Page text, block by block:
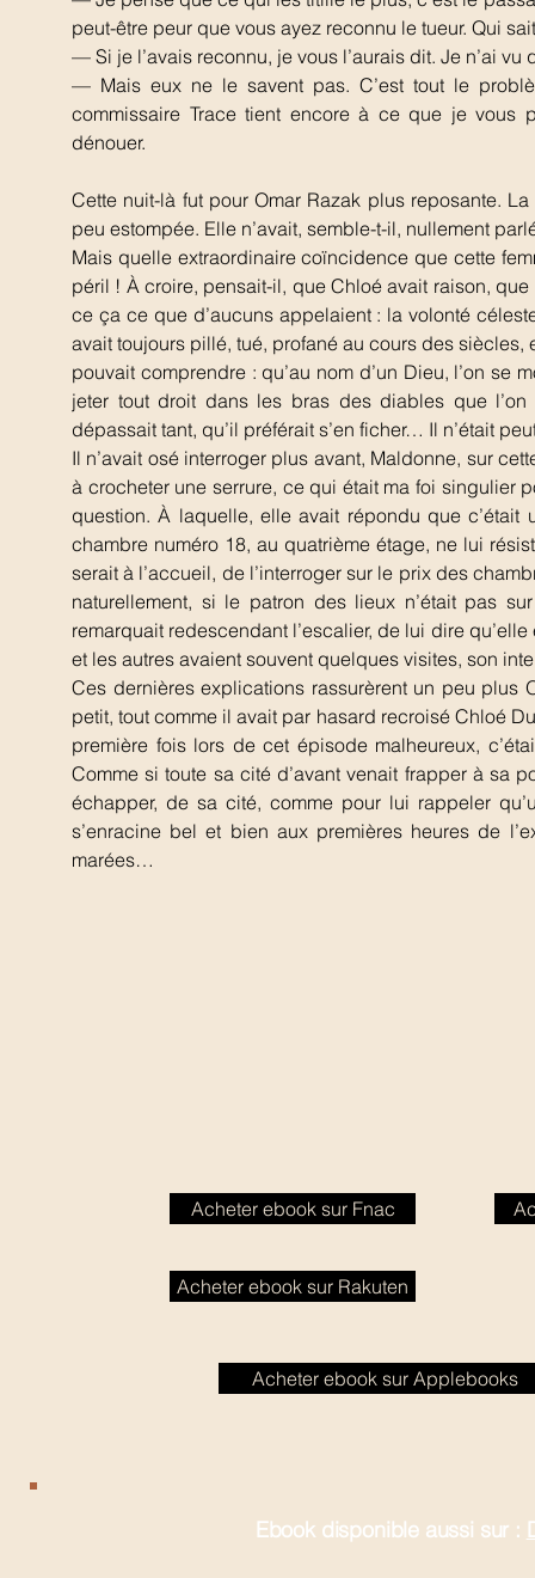
peut-être peur que vous ayez reconnu le tueur. Qui
— Si je l’avais reconnu, je vous l’aurais dit. Je n’ai vu
— Mais eux ne le savent pas. C’est tout le
commissaire Trace tient encore à ce que je vous
dénouer.
Cette nuit-là fut pour Omar Razak plus reposante.
peu estompée. Elle n’avait, semble-t-il, nullement
Mais quelle extraordinaire coïncidence que cette
péril ! À croire, pensait-il, que Chloé avait raison,
ce ça ce que d’aucuns appelaient : la volonté
avait toujours pillé, tué, profané au cours des
pouvait comprendre : qu’au nom d’un Dieu, l’on se
jeter tout droit dans les bras des diables que
dépassait tant, qu’il préférait s’en ficher… Il n’était
Il n’avait osé interroger plus avant, Maldonne, sur
à crocheter une serrure, ce qui était ma foi singulier
question. À laquelle, elle avait répondu que
chambre numéro 18, au quatrième étage, ne lui
serait à l’accueil, de l’interroger sur le prix des
naturellement, si le patron des lieux n’était pas
remarquait redescendant l’escalier, de lui dire
et les autres avaient souvent quelques visites, son
Ces dernières explications rassurèrent un peu plus
petit, tout comme il avait par hasard recroisé Chloé
première fois lors de cet épisode malheureux,
Comme si toute sa cité d’avant venait frapper à sa
échapper, de sa cité, comme pour lui rappeler
s’enracine bel et bien aux premières heures de
marées…
Acheter ebook sur Fnac
Acheter ebook sur Rakuten
Acheter ebook sur Applebooks
Ebook disponible aussi sur :